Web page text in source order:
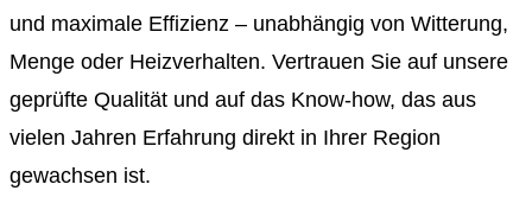
und maximale Effizienz – unabhängig von Witterung,
Menge oder Heizverhalten. Vertrauen Sie auf unsere
geprüfte Qualität und auf das Know-how, das aus
vielen Jahren Erfahrung direkt in Ihrer Region
gewachsen ist.